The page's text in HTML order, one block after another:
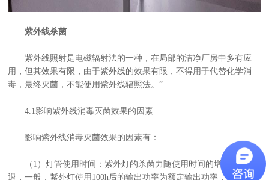
紫外线杀菌
紫外线照射是电磁辐射法的一种，在局部的洁净厂房中多有应
用，但其效果有限，由于紫外线的效果有限，不得用于代替化学消
毒，最终灭菌，不能使用紫外线辐照法。”
4.1影响紫外线消毒灭菌效果的因素
影响紫外线消毒灭菌效果的因素有：
（1）灯管使用时间：紫外灯的杀菌力随使用时间的增加而减
退，一般，紫外灯使用100h后的输出功率为额定输出功率，紫外灯点